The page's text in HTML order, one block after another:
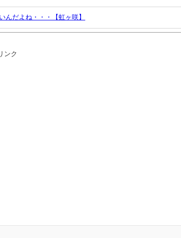
んだよね・・・【虹ヶ咲】
ンク